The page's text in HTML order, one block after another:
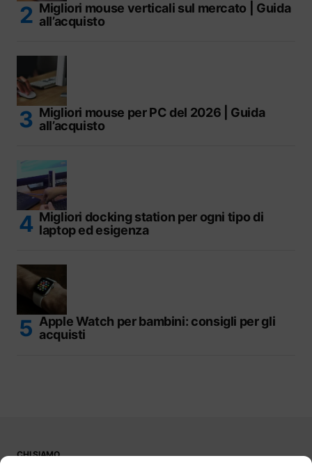
Migliori mouse verticali sul mercato | Guida
all’acquisto
Migliori mouse per PC del 2026 | Guida
all’acquisto
Migliori docking station per ogni tipo di
laptop ed esigenza
Apple Watch per bambini: consigli per gli
acquisti
CHI SIAMO